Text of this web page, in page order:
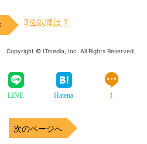
3位以降は？
Copyright © ITmedia, Inc. All Rights Reserved.
LINE Hatena 1
次のページへ